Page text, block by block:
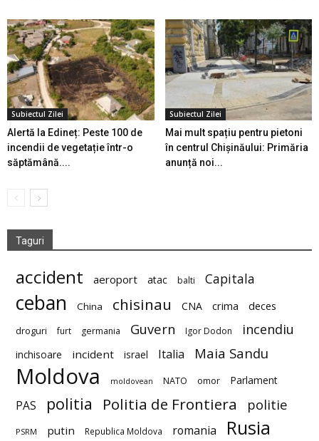
Subiectul Zilei
Alertă la Edineț: Peste 100 de
incendii de vegetație într-o
săptămână....
Subiectul Zilei
Mai mult spațiu pentru pietoni
în centrul Chișinăului: Primăria
anunță noi...
Taguri
accident aeroport atac balti Capitala
ceban China chisinau CNA crima deces
droguri furt germania Guvern Igor Dodon incendiu
inchisoare incident israel Italia Maia Sandu
Moldova moldovean NATO omor Parlament
PAS politia Politia de Frontiera politie
PSRM putin Republica Moldova romania Rusia